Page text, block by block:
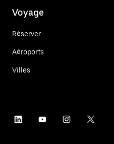
Voyage
Réserver
Aéroports
Villes